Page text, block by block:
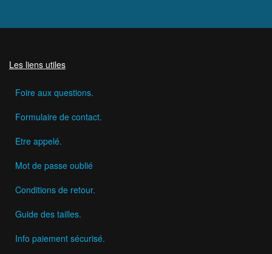
Les liens utiles
Foire aux questions.
Formulaire de contact.
Etre appelé.
Mot de passe oublié
Conditions de retour.
Guide des tailles.
Info paiement sécurisé.